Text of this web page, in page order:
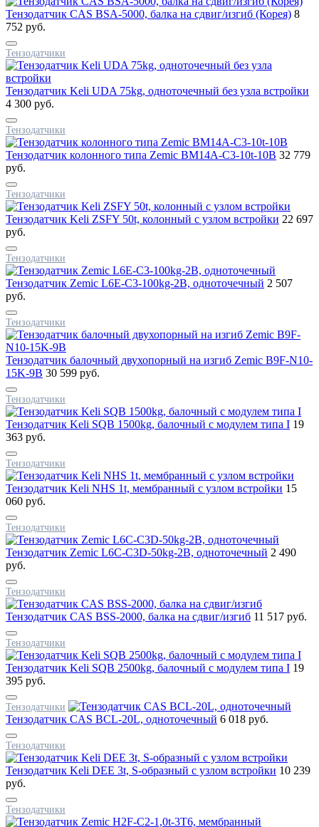
Тензодатчик CAS BSA-5000, балка на сдвиг/изгиб (Корея) 8
752 руб.
Тензодатчики
Тензодатчик Keli UDA 75kg, одноточечный без узла встройки
4 300 руб.
Тензодатчики
Тензодатчик колонного типа Zemic BM14A-C3-10t-10B 32 779
руб.
Тензодатчики
Тензодатчик Keli ZSFY 50t, колонный с узлом встройки 22 697
руб.
Тензодатчики
Тензодатчик Zemic L6E-C3-100kg-2B, одноточечный 2 507
руб.
Тензодатчики
Тензодатчик балочный двухопорный на изгиб Zemic B9F-N10-
15K-9B 30 599 руб.
Тензодатчики
Тензодатчик Keli SQB 1500kg, балочный с модулем типа I 19
363 руб.
Тензодатчики
Тензодатчик Keli NHS 1t, мембранный с узлом встройки 15
060 руб.
Тензодатчики
Тензодатчик Zemic L6C-C3D-50kg-2B, одноточечный 2 490
руб.
Тензодатчики
Тензодатчик CAS BSS-2000, балка на сдвиг/изгиб 11 517 руб.
Тензодатчики
Тензодатчик Keli SQB 2500kg, балочный с модулем типа I 19
395 руб.
Тензодатчики
Тензодатчик CAS BCL-20L, одноточечный 6 018 руб.
Тензодатчики
Тензодатчик Keli DEE 3t, S-образный с узлом встройки 10 239
руб.
Тензодатчики